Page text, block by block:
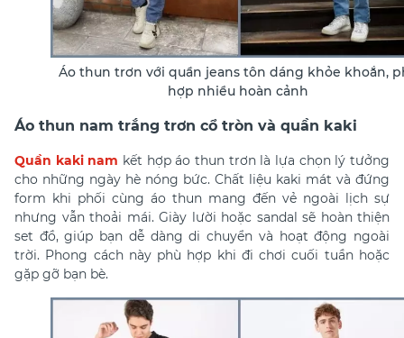
Áo thun trơn với quần jeans tôn dáng khỏe khoắn,
hợp nhiều hoàn cảnh
Áo thun nam trắng trơn cổ tròn và quần kaki
Quần kaki nam kết hợp áo thun trơn là lựa chọn lý tưởng
cho những ngày hè nóng bức. Chất liệu kaki mát và đứng
form khi phối cùng áo thun mang đến vẻ ngoài lịch sự
nhưng vẫn thoải mái. Giày lười hoặc sandal sẽ hoàn thiện
set đồ, giúp bạn dễ dàng di chuyển và hoạt động ngoài
trời. Phong cách này phù hợp khi đi chơi cuối tuần hoặc
gặp gỡ bạn bè.